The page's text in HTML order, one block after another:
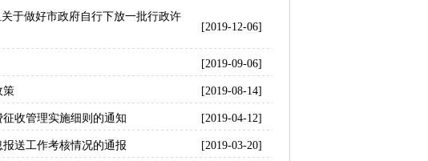
于做好市政府自行下放一批行政许
[2019-12-06]
[2019-09-06]
策 [2019-08-14]
收管理实施细则的通知 [2019-04-12]
送工作考核情况的通报 [2019-03-20]